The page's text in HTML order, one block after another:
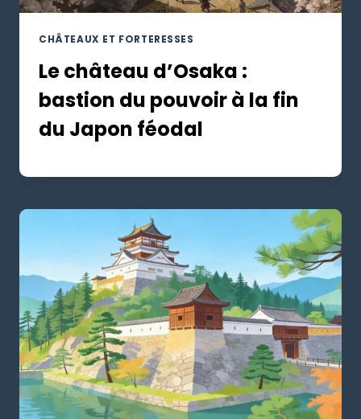
CHÂTEAUX ET FORTERESSES
Le château d’Osaka :
bastion du pouvoir à la fin
du Japon féodal